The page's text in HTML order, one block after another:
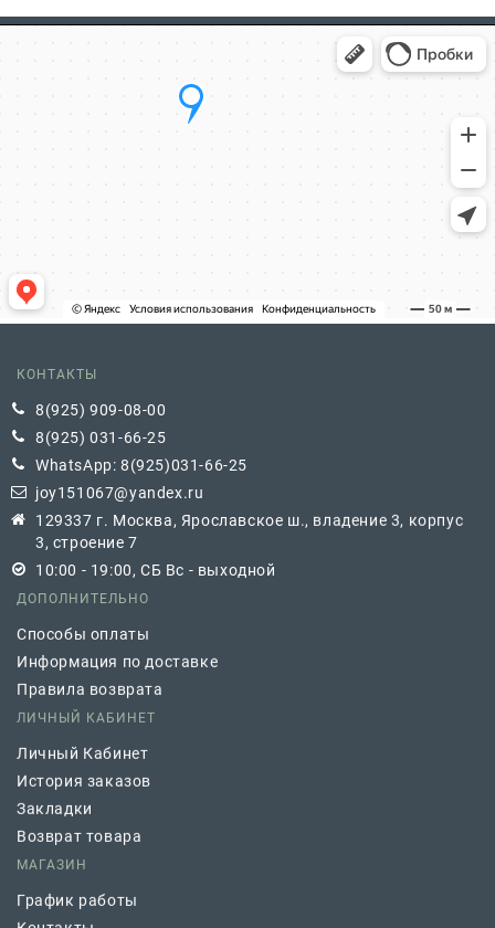
КОНТАКТЫ
8(925) 909-08-00
8(925) 031-66-25
WhatsApp: 8(925)031-66-25
joy151067@yandex.ru
129337 г. Москва, Ярославское ш., владение 3, корпус
3, строение 7
10:00 - 19:00, СБ Вс - выходной
ДОПОЛНИТЕЛЬНО
Способы оплаты
Информация по доставке
Правила возврата
ЛИЧНЫЙ КАБИНЕТ
Личный Кабинет
История заказов
Закладки
Возврат товара
МАГАЗИН
График работы